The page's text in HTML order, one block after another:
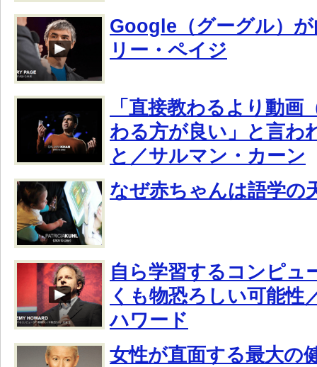
Google（グーグル）
リー・ペイジ
「直接教わるより動画
わる方が良い」と言わ
と／サルマン・カーン
なぜ赤ちゃんは語学の
自ら学習するコンピュ
くも物恐ろしい可能性
ハワード
女性が直面する最大の